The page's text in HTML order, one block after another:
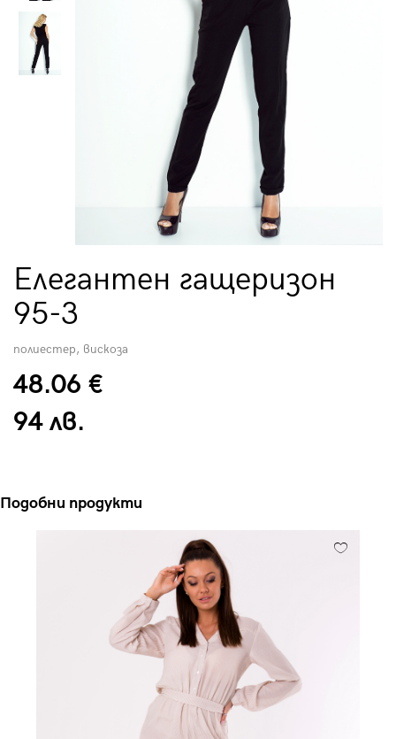
Елегантен гащеризон
95-3
полиестер, вискоза
48.06 €
94 лв.
Подобни продукти